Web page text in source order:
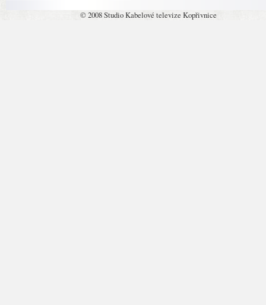
© 2008 Studio Kabelové televize Kopřivnice